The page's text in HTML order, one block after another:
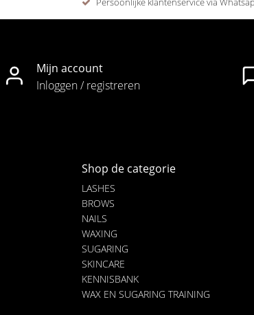
Mijn account
Inloggen / registreren
Shop de categorie
LASHES
BROWS
NAILS
WAXING
SUGARING
SKINCARE
KENNISBANK
WAX EN SUGARING TRAINING